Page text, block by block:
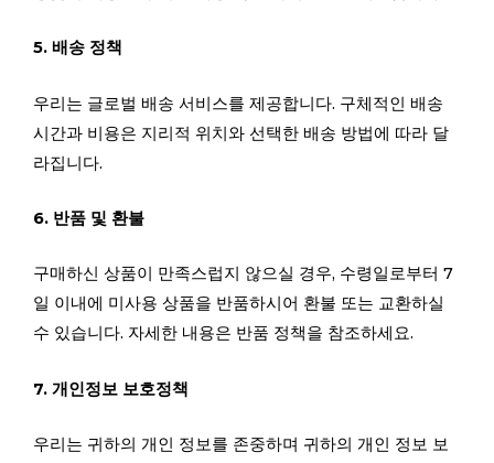
5. 배송 정책
우리는 글로벌 배송 서비스를 제공합니다. 구체적인 배송
시간과 비용은 지리적 위치와 선택한 배송 방법에 따라 달
라집니다.
6. 반품 및 환불
구매하신 상품이 만족스럽지 않으실 경우, 수령일로부터 7
일 이내에 미사용 상품을 반품하시어 환불 또는 교환하실
수 있습니다. 자세한 내용은 반품 정책을 참조하세요.
7. 개인정보 보호정책
우리는 귀하의 개인 정보를 존중하며 귀하의 개인 정보 보